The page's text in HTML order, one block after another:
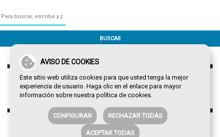
AVISO DE COOKIES
Este sitio web utiliza cookies para que usted tenga la mejor
experiencia de usuario. Haga clic en el enlace para mayor
información sobre nuestra política de cookies.
CONFIGURAR RECHAZAR TODAS
ACEPTAR TODAS
BUSCAR